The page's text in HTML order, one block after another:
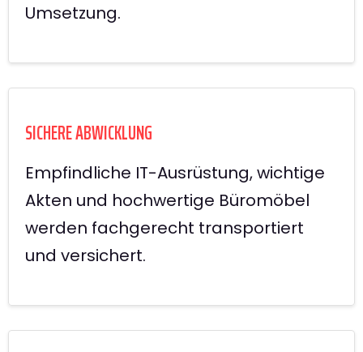
Umsetzung.
SICHERE ABWICKLUNG
Empfindliche IT-Ausrüstung, wichtige
Akten und hochwertige Büromöbel
werden fachgerecht transportiert
und versichert.